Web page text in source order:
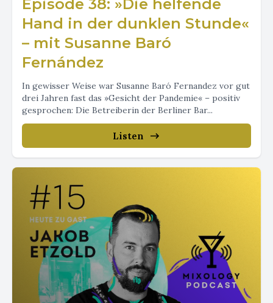
Episode 38: »Die helfende
Hand in der dunklen Stunde«
– mit Susanne Baró
Fernández
In gewisser Weise war Susanne Baró Fernandez vor gut
drei Jahren fast das »Gesicht der Pandemie« – positiv
gesprochen: Die Betreiberin der Berliner Bar...
Listen